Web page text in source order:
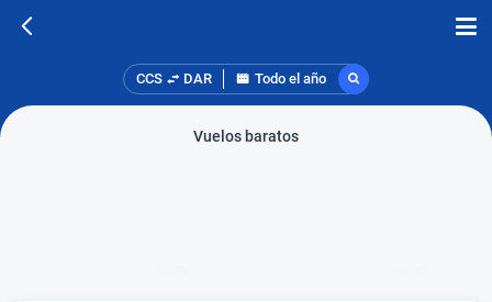
CCS DAR Todo el año
Vuelos baratos